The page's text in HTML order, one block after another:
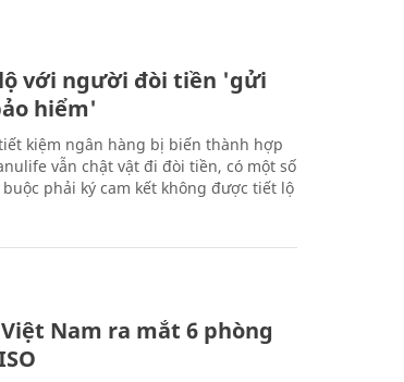
với người đòi tiền 'gửi
hiểm'
kiệm ngân hàng bị biến thành hợp
vẫn chật vật đi đòi tiền, có một số
phải ký cam kết không được tiết lộ
Nam ra mắt 6 phòng